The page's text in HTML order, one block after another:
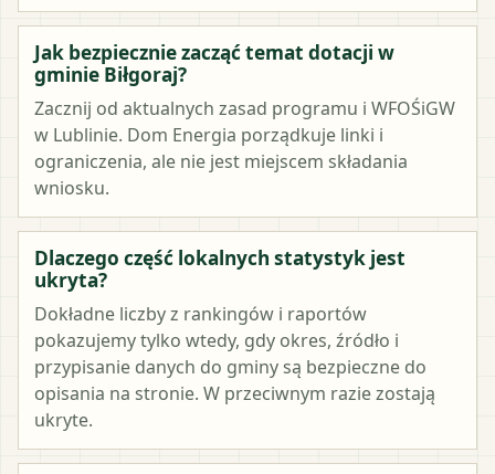
Jak bezpiecznie zacząć temat dotacji w
gminie Biłgoraj?
Zacznij od aktualnych zasad programu i WFOŚiGW
w Lublinie. Dom Energia porządkuje linki i
ograniczenia, ale nie jest miejscem składania
wniosku.
Dlaczego część lokalnych statystyk jest
ukryta?
Dokładne liczby z rankingów i raportów
pokazujemy tylko wtedy, gdy okres, źródło i
przypisanie danych do gminy są bezpieczne do
opisania na stronie. W przeciwnym razie zostają
ukryte.